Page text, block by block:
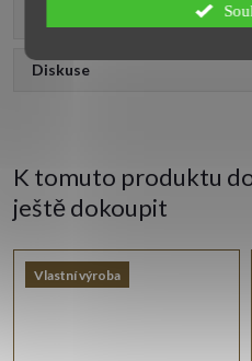
Diskuse
K tomuto produktu
ještě dokoupit
Vlastní výroba